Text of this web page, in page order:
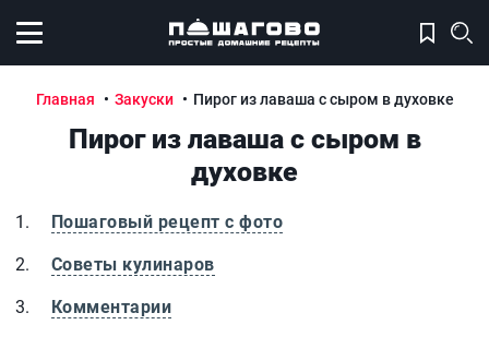
Открыть меню
Главная Закуски Пирог из лаваша с сыром в духовке
Пирог из лаваша с сыром в
духовке
Пошаговый рецепт с фото
Советы кулинаров
Комментарии